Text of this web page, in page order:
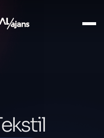
Tasarım Projelerimiz